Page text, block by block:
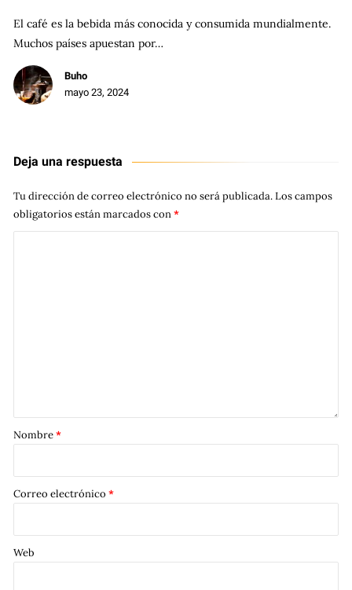
El café es la bebida más conocida y consumida mundialmente.
Muchos países apuestan por…
Buho
mayo 23, 2024
Deja una respuesta
Tu dirección de correo electrónico no será publicada.Los campos
obligatorios están marcados con*
Nombre*
Correo electrónico *
Web